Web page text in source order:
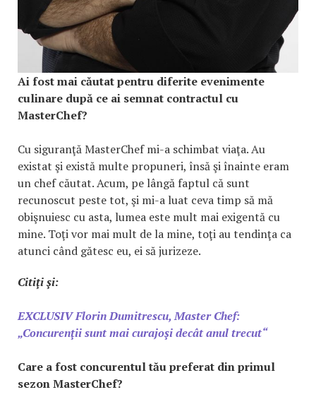
Ai fost mai căutat pentru diferite evenimente
culinare după ce ai semnat contractul cu
MasterChef?
Cu siguranţă MasterChef mi-a schimbat viaţa. Au
existat şi există multe propuneri, însă şi înainte eram
un chef căutat. Acum, pe lângă faptul că sunt
recunoscut peste tot, şi mi-a luat ceva timp să mă
obişnuiesc cu asta, lumea este mult mai exigentă cu
mine. Toţi vor mai mult de la mine, toţi au tendinţa ca
atunci când gătesc eu, ei să jurizeze.
Citiţi şi:
EXCLUSIV Florin Dumitrescu, Master Chef:
„Concurenţii sunt mai curajoşi decât anul trecut“
Care a fost concurentul tău preferat din primul
sezon MasterChef?